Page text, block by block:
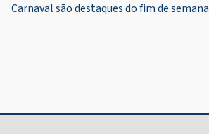
Post
Carnaval são destaques do fim de semana